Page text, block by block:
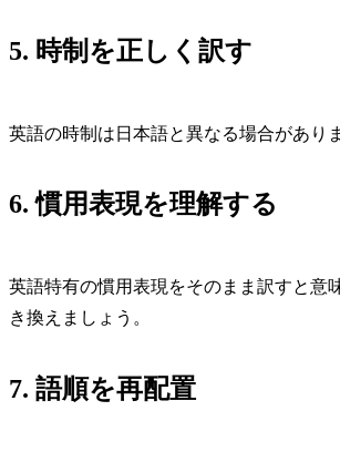
5. 時制を正しく訳す
英語の時制は日本語と異なる場合があり
6. 慣用表現を理解する
英語特有の慣用表現をそのまま訳すと意
き換えましょう。
7. 語順を再配置